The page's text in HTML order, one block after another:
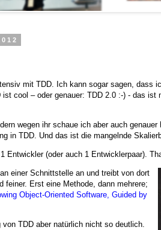
mit TDD. Ich kann sogar sagen, dass
ist cool – oder genauer: TDD 2.0 :-) - das ist
wegen ihr schaue ich aber auch genauer
in TDD. Und das ist die mangelnde
Entwickler (oder auch 1 Entwicklerpaar).
einer Schnittstelle an und treibt von dort
feiner. Erst eine Methode, dann mehrere;
Object-Oriented Software, Guided by
TDD aber natürlich nicht so deutlich.